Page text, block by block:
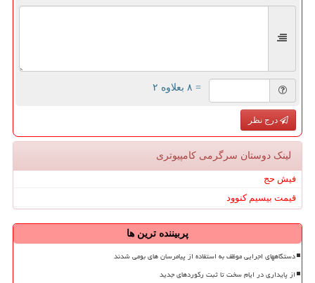
= ۸ بعلاوه ۲
درج نظر
لینک دوستان سرگرمی كامپیوتری
فیش حج
قیمت بیسیم کنوود
پربیننده ترین ها
دستگاههای اجرایی موظف به استفاده از پیامرسان های بومی شدند
از پایداری در ایام سخت تا ثبت رکوردهای جدید